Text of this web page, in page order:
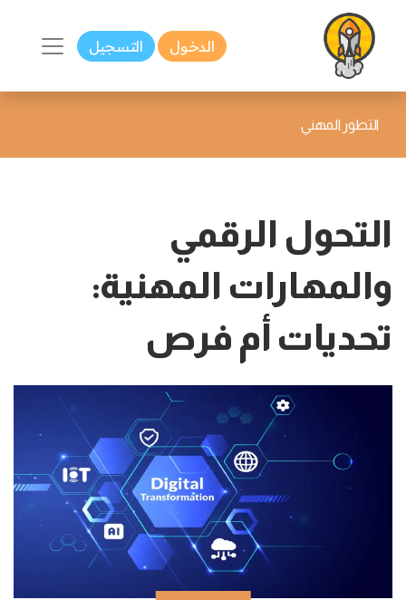
الدخول التسجيل
التطور المهني
التحول الرقمي
والمهارات المهنية:
تحديات أم فرص